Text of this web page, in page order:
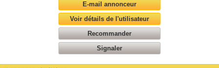
E-mail annonceur
Voir détails de l'utilisateur
Recommander
Signaler